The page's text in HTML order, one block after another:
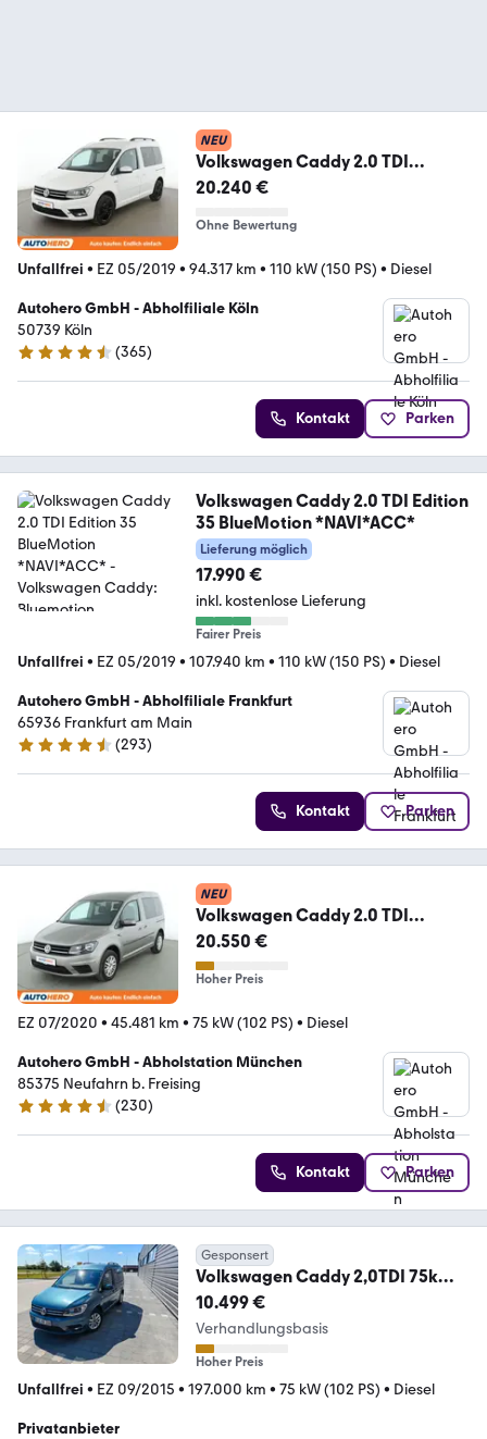
NEU
Volkswagen Caddy 2.0 TDI
Comfortline BlueMotion Tech Aut.
20.240 €
Ohne Bewertung
Unfallfrei • EZ 05/2019 • 94.317 km • 110 kW (150 PS) • Diesel
Autohero GmbH - Abholfiliale Köln
50739 Köln
4.6 Sterne
(365)
Kontakt Parken
Volkswagen Caddy 2.0 TDI Edition
35 BlueMotion *NAVI*ACC*
Lieferung möglich
17.990 €
inkl. kostenlose Lieferung
Fairer Preis
Unfallfrei • EZ 05/2019 • 107.940 km • 110 kW (150 PS) • Diesel
Autohero GmbH - Abholfiliale Frankfurt
65936 Frankfurt am Main
4.6 Sterne
(293)
Kontakt Parken
NEU
Volkswagen Caddy 2.0 TDI
Trendline BlueMotion Tech
Aut.*ACC
20.550 €
Hoher Preis
EZ 07/2020 • 45.481 km • 75 kW (102 PS) • Diesel
Autohero GmbH - Abholstation München
85375 Neufahrn b. Freising
4.4 Sterne
(230)
Kontakt Parken
Gesponsert
Volkswagen Caddy 2,0TDI 75kW
Comfortline BlueMotion Con...
10.499 €
Verhandlungsbasis
Hoher Preis
Unfallfrei • EZ 09/2015 • 197.000 km • 75 kW (102 PS) • Diesel
Privatanbieter